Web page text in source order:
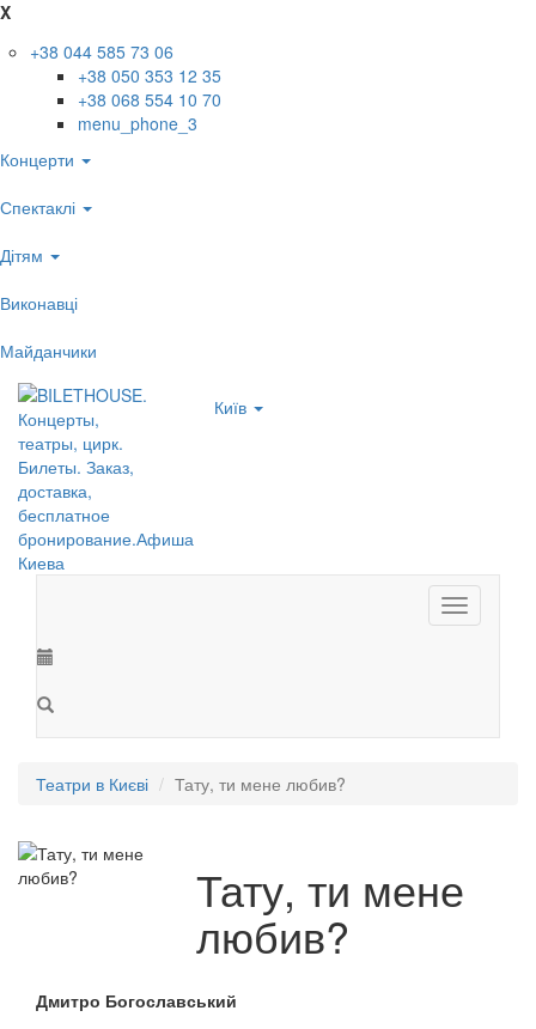
X
+38 044 585 73 06
+38 050 353 12 35
+38 068 554 10 70
menu_phone_3
Концерти
Спектаклі
Дітям
Виконавці
Майданчики
Київ
Toggle
navigation
Театри в Києві Тату, ти мене любив?
Тату, ти мене
любив?
Дмитро Богославський